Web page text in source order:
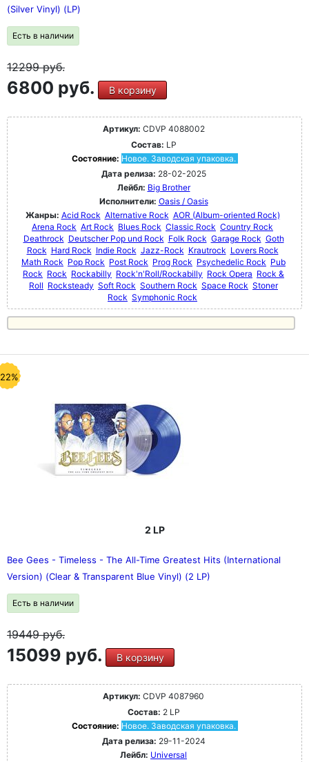
(Silver Vinyl) (LP)
Есть в наличии
12299руб.
6800 руб. В корзину
Артикул: CDVP 4088002
Состав: LP
Состояние: Новое. Заводская упаковка.
Дата релиза: 28-02-2025
Лейбл: Big Brother
Исполнители: Oasis / Oasis
Жанры: Acid Rock Alternative Rock AOR (Album-oriented Rock)
Arena Rock Art Rock Blues Rock Classic Rock Country Rock
Deathrock Deutscher Pop und Rock Folk Rock Garage Rock Goth
Rock Hard Rock Indie Rock Jazz-Rock Krautrock Lovers Rock
Math Rock Pop Rock Post Rock Prog Rock Psychedelic Rock Pub
Rock Rock Rockabilly Rock'n'Roll/Rockabilly Rock Opera Rock &
Roll Rocksteady Soft Rock Southern Rock Space Rock Stoner
Rock Symphonic Rock
2 LP
Bee Gees - Timeless - The All-Time Greatest Hits (International
Version) (Clear & Transparent Blue Vinyl) (2 LP)
Есть в наличии
19449руб.
15099 руб. В корзину
Артикул: CDVP 4087960
Состав: 2 LP
Состояние: Новое. Заводская упаковка.
Дата релиза: 29-11-2024
Лейбл: Universal